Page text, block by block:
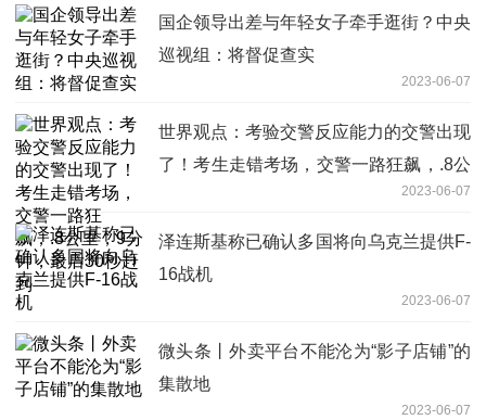
国企领导出差与年轻女子牵手逛街？中央
巡视组：将督促查实
2023-06-07
世界观点：考验交警反应能力的交警出现
了！考生走错考场，交警一路狂飙，.8公
2023-06-07
泽连斯基称已确认多国将向乌克兰提供F-
16战机
2023-06-07
微头条丨外卖平台不能沦为“影子店铺”的
集散地
2023-06-07